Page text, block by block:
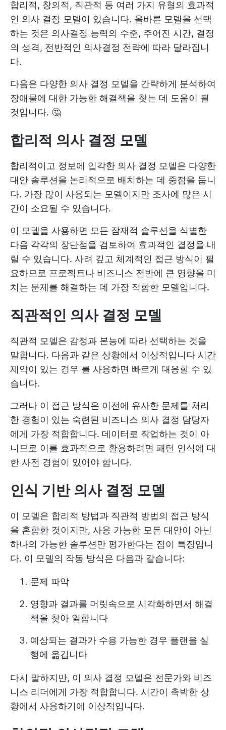
합리적, 창의적, 직관적 등 여러 가지 유형의 효과적
인 의사 결정 모델이 있습니다. 올바른 모델을 선택
하는 것은 의사결정 능력의 수준, 주어진 시간, 결정
의 성격, 전반적인 의사결정 전략에 따라 달라집니
다.
다음은 다양한 의사 결정 모델을 간략하게 분석하여
장애물에 대한 가능한 해결책을 찾는 데 도움이 될
것입니다. 🤔
합리적 의사 결정 모델
합리적이고 정보에 입각한 의사 결정 모델은 다양한
대안 솔루션을 논리적으로 배치하는 데 중점을 둡니
다. 가장 많이 사용되는 모델이지만 조사에 많은 시
간이 소요될 수 있습니다.
이 모델을 사용하면 모든 잠재적 솔루션을 식별한
다음 각각의 장단점을 검토하여 효과적인 결정을 내
릴 수 있습니다. 사려 깊고 체계적인 접근 방식이 필
요하므로 프로젝트나 비즈니스 전반에 큰 영향을 미
치는 문제를 해결하는 데 가장 적합한 모델입니다.
직관적인 의사 결정 모델
직관적 모델은 감정과 본능에 따라 선택하는 것을
말합니다. 다음과 같은 상황에서 이상적입니다 시간
제약이 있는 경우 를 사용하면 빠르게 대응할 수 있
습니다.
그러나 이 접근 방식은 이전에 유사한 문제를 처리
한 경험이 있는 숙련된 비즈니스 의사 결정 담당자
에게 가장 적합합니다. 데이터로 작업하는 것이 아
니므로 이를 효과적으로 활용하려면 패턴 인식에 대
한 사전 경험이 있어야 합니다.
인식 기반 의사 결정 모델
이 모델은 합리적 방법과 직관적 방법의 접근 방식
을 혼합한 것이지만, 사용 가능한 모든 대안이 아닌
하나의 가능한 솔루션만 평가한다는 점이 특징입니
다. 이 모델의 작동 방식은 다음과 같습니다:
문제 파악
영향과 결과를 머릿속으로 시각화하면서 해결
책을 찾아 일합니다
예상되는 결과가 수용 가능한 경우 플랜을 실
행에 옮깁니다
다시 말하지만, 이 의사 결정 모델은 전문가와 비즈
니스 리더에게 가장 적합합니다. 시간이 촉박한 상
황에서 사용하기에 이상적입니다.